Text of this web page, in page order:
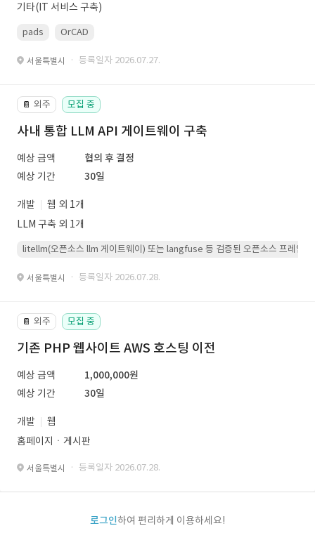
기타(IT 서비스 구축)
pads OrCAD
서울특별시 · 등록일자 2026.07.27.
📔 외주 모집 중
사내 통합 LLM API 게이트웨이 구축
예상 금액
협의 후 결정
예상 기간
30일
개발
웹 외 1개
LLM 구축 외 1개
litellm(오픈소스 llm 게이트웨이) 또는 langfuse 등 검증된 오픈소스 프레임워
서울특별시 · 등록일자 2026.07.28.
📔 외주 모집 중
기존 PHP 웹사이트 AWS 호스팅 이전
예상 금액
1,000,000원
예상 기간
30일
개발
웹
홈페이지ㆍ게시판
서울특별시 · 등록일자 2026.07.28.
로그인하여 편리하게 이용하세요!